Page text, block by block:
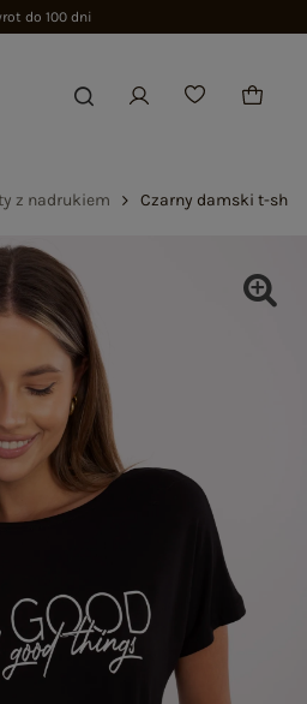
do 100 dni
z nadrukiem Czarny damski t-shirt